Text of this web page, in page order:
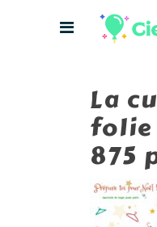
La
folie
875